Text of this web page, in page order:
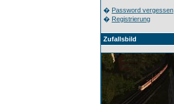
� Password vergessen
� Registrierung
Zufallsbild